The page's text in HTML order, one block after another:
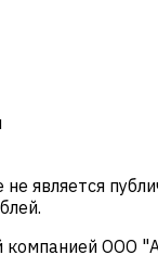
является
ООО